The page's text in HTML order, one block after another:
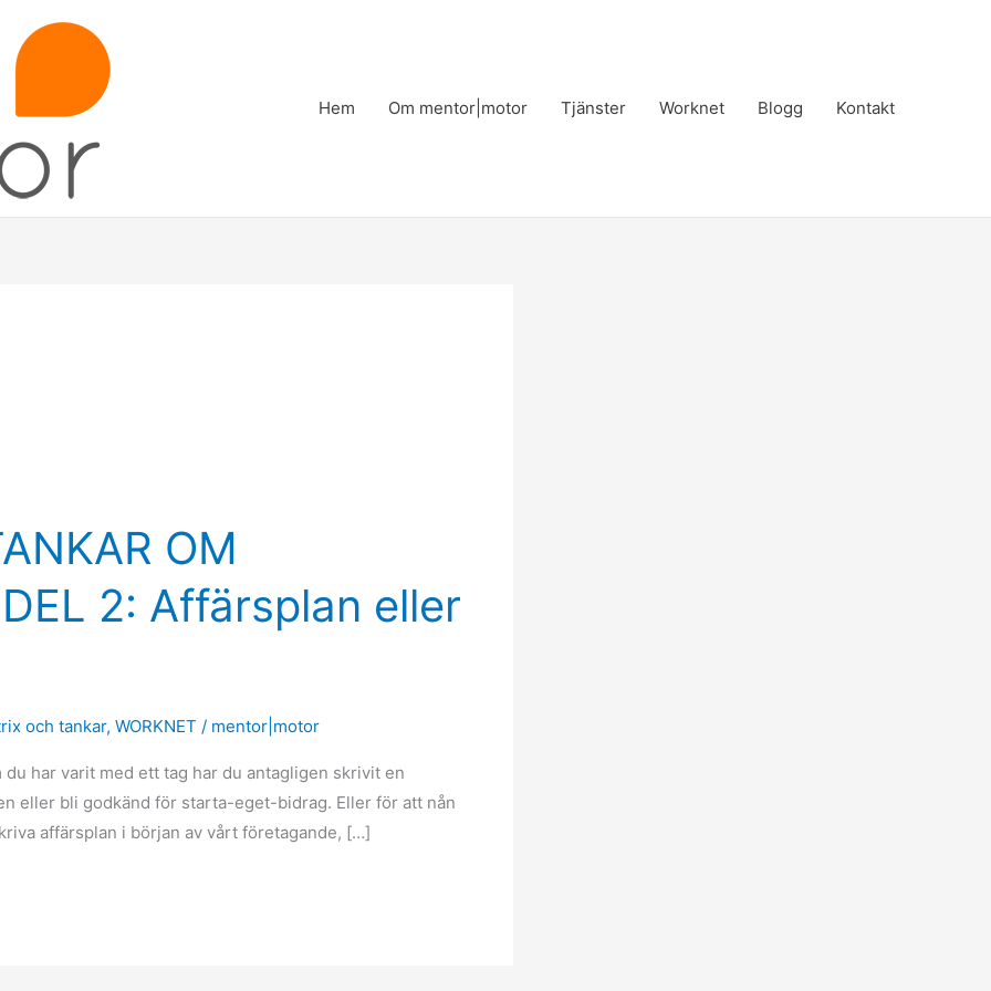
Hem
Om mentor|motor Tjänster Worknet Blogg Kontakt
OM
DEL 2: Affärsplan eller
och tankar, WORKNET / mentor|motor
har varit med ett tag har du antagligen skrivit en
eller bli godkänd för starta-eget-bidrag. Eller för att nån
affärsplan i början av vårt företagande, […]